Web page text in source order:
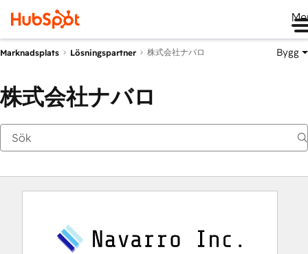
Marknadsplats Lösningspartner 株式会社ナバロ Bygg
株式会社ナバロ